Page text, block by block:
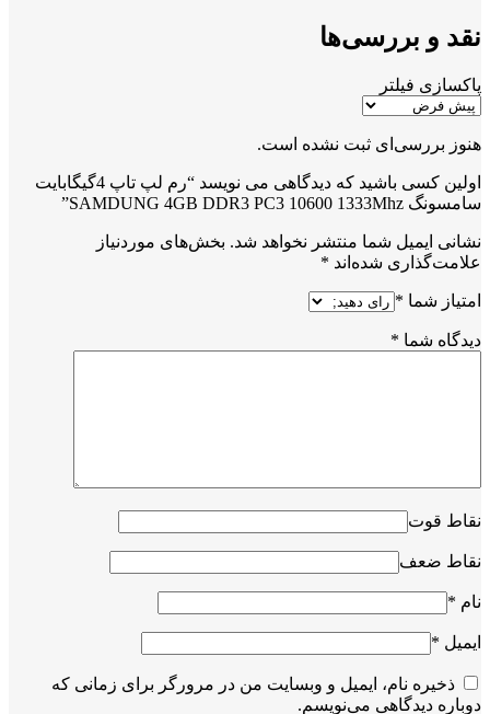
نقد و بررسی‌ها
پاکسازی فیلتر
هنوز بررسی‌ای ثبت نشده است.
اولین کسی باشید که دیدگاهی می نویسد “رم لپ تاپ 4گیگابایت
سامسونگ SAMDUNG 4GB DDR3 PC3 10600 1333Mhz”
نشانی ایمیل شما منتشر نخواهد شد. بخش‌های موردنیاز
علامت‌گذاری شده‌اند *
امتیاز شما *
دیدگاه شما *
نقاط قوت
نقاط ضعف
نام *
ایمیل *
ذخیره نام، ایمیل و وبسایت من در مرورگر برای زمانی که
دوباره دیدگاهی می‌نویسم.